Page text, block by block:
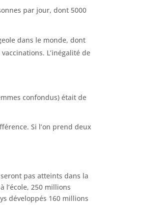
par jour, dont 5000
dans le monde, dont
L’inégalité de
confondus) était de
Si l’on prend deux
pas atteints dans la
l’école, 250 millions
développés 160 millions